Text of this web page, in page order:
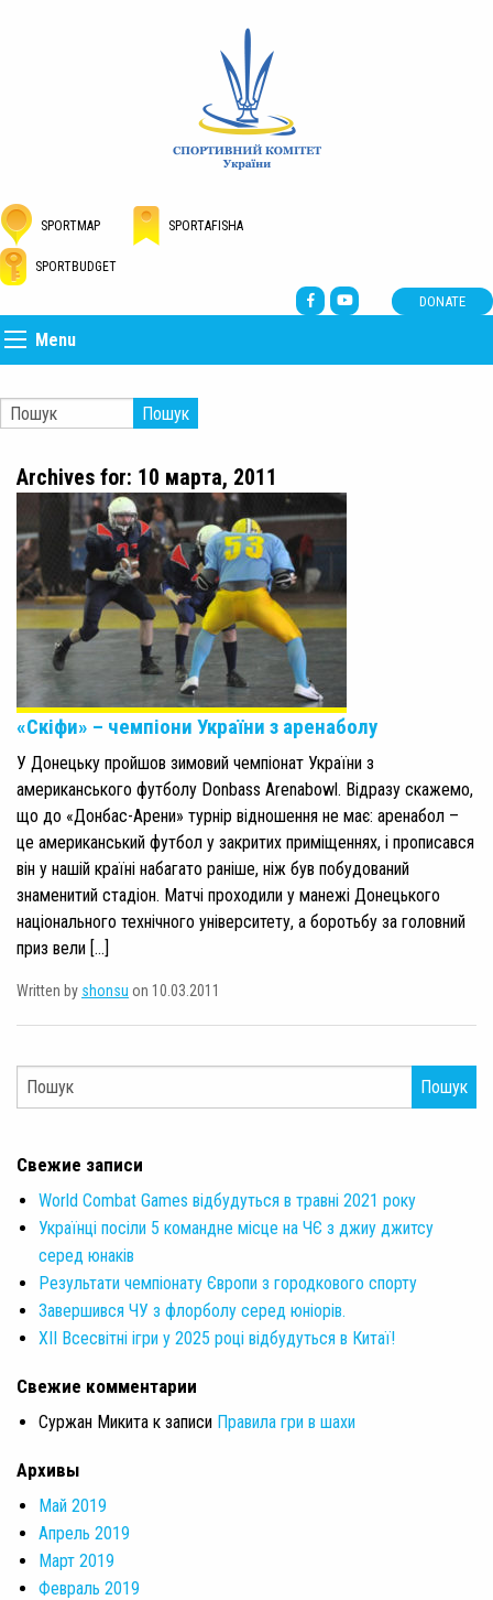
SPORTMAP SPORTAFISHA
SPORTBUDGET
DONATE
Menu
Пошук
Archives for: 10 марта, 2011
«Скіфи» – чемпіони України з аренаболу
У Донецьку пройшов зимовий чемпіонат України з
американського футболу Donbass Arenabowl. Відразу скажемо,
що до «Донбас-Арени» турнір відношення не має: аренабол –
це американський футбол у закритих приміщеннях, і прописався
він у нашій країні набагато раніше, ніж був побудований
знаменитий стадіон. Матчі проходили у манежі Донецького
національного технічного університету, а боротьбу за головний
приз вели […]
Written by shonsu on 10.03.2011
Пошук
Свежие записи
World Combat Games відбудуться в травні 2021 року
Українці посіли 5 командне місце на ЧЄ з джиу джитсу
серед юнаків
Результати чемпіонату Європи з городкового спорту
Завершився ЧУ з флорболу серед юніорів.
XII Всесвітні ігри у 2025 році відбудуться в Китаї!
Свежие комментарии
Суржан Микита к записи Правила гри в шахи
Архивы
Май 2019
Апрель 2019
Март 2019
Февраль 2019